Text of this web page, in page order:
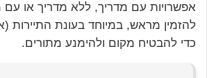
אפשרויות עם מדריך, ללא מדריך או עם
להזמין מראש, במיוחד בעונת התיירות
כדי להבטיח מקום ולהימנע מתורים.